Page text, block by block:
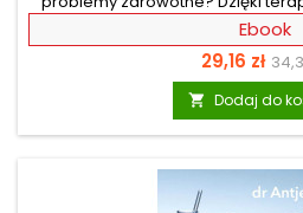
stan zdrowia i pozbędziesz się
Zmniejszysz uporczywe bóle
Złagodzisz zapalenia stawów i
urazy przestaną Ci dokuczać.
stresu i towarzyszące im
Podniesiesz swoją odporność
Ebook
Cena
29,16 zł
 Dodaj do